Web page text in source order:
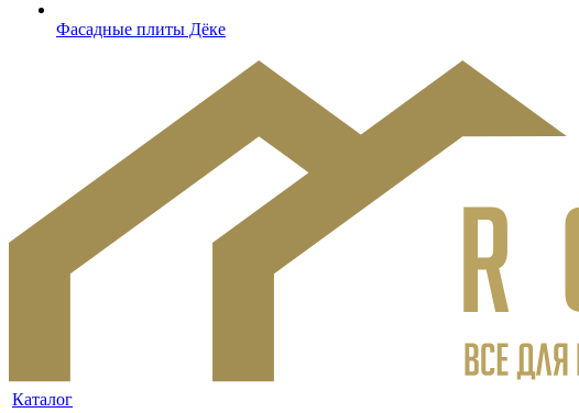
Фасадные плиты Дёке
Каталог